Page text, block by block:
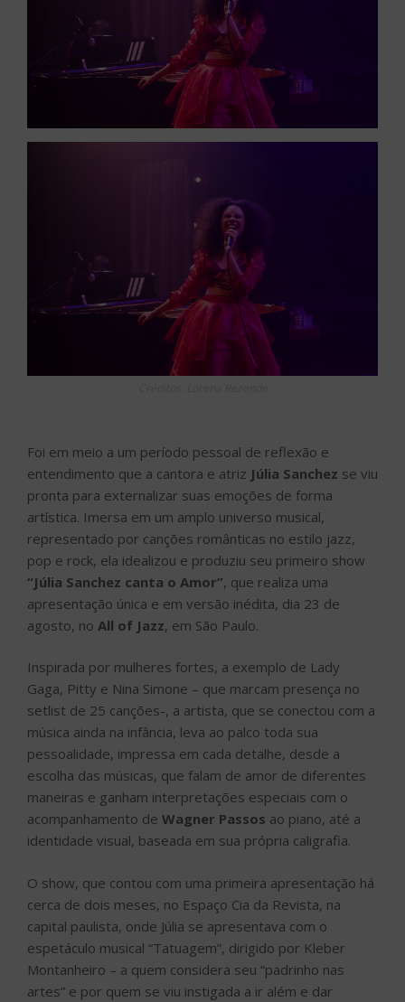
Foi em meio a um período pessoal de reflexão e
entendimento que a cantora e atriz Júlia Sanchez se viu
pronta para externalizar suas emoções de forma
artística. Imersa em um amplo universo musical,
representado por canções românticas no estilo jazz,
pop e rock, ela idealizou e produziu seu primeiro show
“Júlia Sanchez canta o Amor”, que realiza uma
apresentação única e em versão inédita, dia 23 de
agosto, no All of Jazz, em São Paulo.
Inspirada por mulheres fortes, a exemplo de Lady
Gaga, Pitty e Nina Simone – que marcam presença no
setlist de 25 canções-, a artista, que se conectou com a
música ainda na infância, leva ao palco toda sua
pessoalidade, impressa em cada detalhe, desde a
escolha das músicas, que falam de amor de diferentes
maneiras e ganham interpretações especiais com o
acompanhamento de Wagner Passos ao piano, até a
identidade visual, baseada em sua própria caligrafia.
O show, que contou com uma primeira apresentação há
cerca de dois meses, no Espaço Cia da Revista, na
capital paulista, onde Júlia se apresentava com o
espetáculo musical “Tatuagem”, dirigido por Kleber
Montanheiro – a quem considera seu “padrinho nas
artes” e por quem se viu instigada a ir além e dar